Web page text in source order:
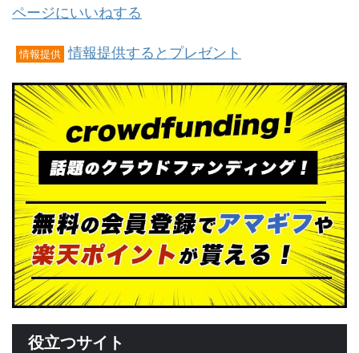
ページにいいねする
情報提供 情報提供するとプレゼント
役立つサイト